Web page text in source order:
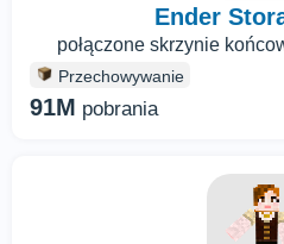
Ender
połączone skrzynie
Przechowywanie
91M pobrania